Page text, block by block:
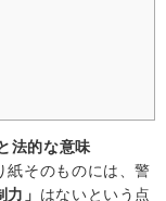
法的な意味
紙そのものには、警
」 はないという点